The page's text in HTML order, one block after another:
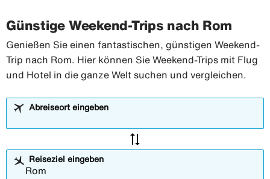
Günstige Weekend-Trips nach Rom
Genießen Sie einen fantastischen, günstigen Weekend-
Trip nach Rom. Hier können Sie Weekend-Trips mit Flug
und Hotel in die ganze Welt suchen und vergleichen.
Abreiseort eingeben
sync_alt
Reiseziel eingeben